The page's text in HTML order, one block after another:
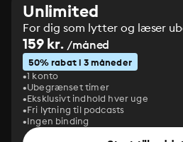
Unlimited
For dig som lytter og læser
159 kr. /måned
50% rabat i 3 måneder
1 konto
Ubegrænset timer
Eksklusivt indhold hver uge
Fri lytning til podcasts
Ingen binding